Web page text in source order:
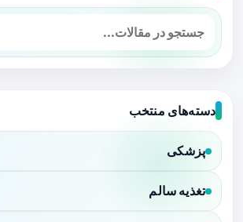
دسته‌های منتخب
پزشکی
تغذیه سالم